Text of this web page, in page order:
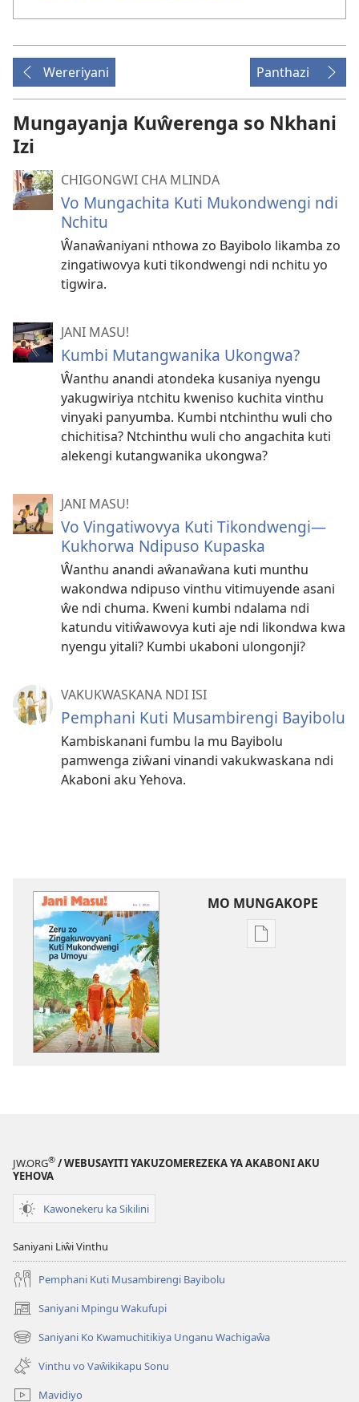
Wereriyani Panthazi
Mungayanja Kuŵerenga so Nkhani
Izi
CHIGONGWI CHA MLINDA
Vo Mungachita Kuti Mukondwengi ndi
Nchitu
Ŵanaŵaniyani nthowa zo Bayibolo likamba zo
zingatiwovya kuti tikondwengi ndi nchitu yo
tigwira.
JANI MASU!
Kumbi Mutangwanika Ukongwa?
Ŵanthu anandi atondeka kusaniya nyengu
yakugwiriya ntchitu kweniso kuchita vinthu
vinyaki panyumba. Kumbi ntchinthu wuli cho
chichitisa? Ntchinthu wuli cho angachita kuti
alekengi kutangwanika ukongwa?
JANI MASU!
Vo Vingatiwovya Kuti Tikondwengi—
Kukhorwa Ndipuso Kupaska
Ŵanthu anandi aŵanaŵana kuti munthu
wakondwa ndipuso vinthu vitimuyende asani
ŵe ndi chuma. Kweni kumbi ndalama ndi
katundu vitiŵawovya kuti aje ndi likondwa kwa
nyengu yitali? Kumbi ukaboni ulongonji?
VAKUKWASKANA NDI ISI
Pemphani Kuti Musambirengi Bayibolu
Kambiskanani fumbu la mu Bayibolu
pamwenga ziŵani vinandi vakukwaskana ndi
Akaboni aku Yehova.
MO MUNGAKOPE
Nthowa
Umoyu
JW.ORG® / WEBUSAYITI YAKUZOMEREZEKA YA AKABONI AKU
YEHOVA
Kawonekeru ka Sikilini
Saniyani Liŵi Vinthu
Pemphani Kuti Musambirengi Bayibolu
Saniyani Mpingu Wakufupi
(Lajula
Peji
Linyaki)
Saniyani Ko Kwamuchitikiya Unganu Wachigaŵa
(Lajula
Peji
Linyaki)
Vinthu vo Vaŵikikapu Sonu
Mavidiyo